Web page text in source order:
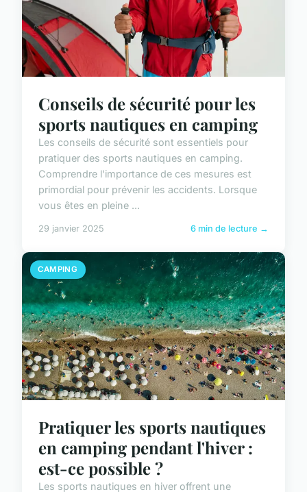
Conseils de sécurité pour les
sports nautiques en camping
Les conseils de sécurité sont essentiels pour
pratiquer des sports nautiques en camping.
Comprendre l'importance de ces mesures est
primordial pour prévenir les accidents. Lorsque
vous êtes en pleine ...
29 janvier 2025 6 min de lecture →
CAMPING
Pratiquer les sports nautiques
en camping pendant l'hiver :
est-ce possible ?
Les sports nautiques en hiver offrent une